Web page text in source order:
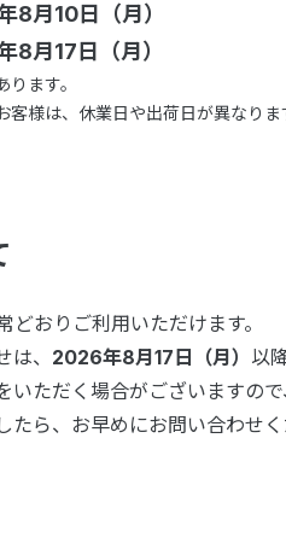
8月10日（月）
17日（月）
ます。
様は、休業日や出荷日が異なり
おりご利用いただけます。
、 2026年8月17日（月） 以
ただく場合がございますので
ら、お早めにお問い合わせく